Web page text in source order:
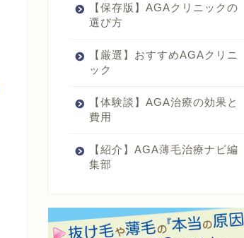
【保存版】AGAクリニックの
選び方
【厳選】おすすめAGAクリニ
ック
【体験談】AGA治療の効果と
費用
【紹介】AGA薄毛治療ナビ編
集部